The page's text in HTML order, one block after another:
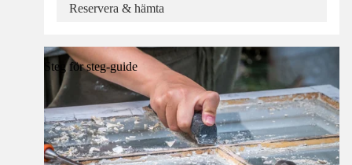
Reservera & hämta
Steg för steg-guide